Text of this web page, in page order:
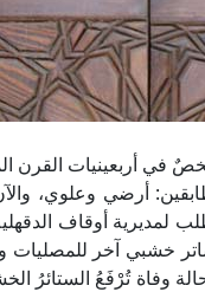
في أربعينيات القرن
أرضي وعلوي،
لمديرية أوقاف
خشبي آخر
وفاة تُرْفَعُ الستائرُ